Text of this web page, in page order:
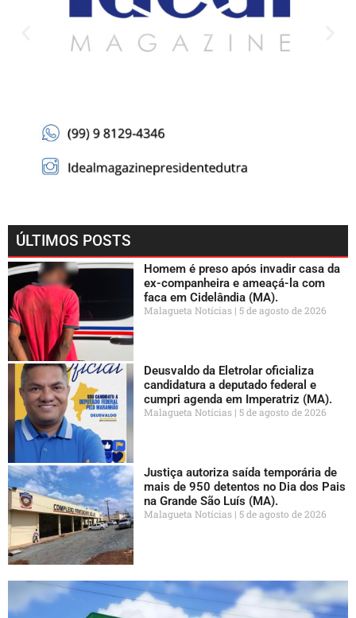
ÚLTIMOS POSTS
Homem é preso após invadir casa da
ex-companheira e ameaçá-la com
faca em Cidelândia (MA).
Malagueta Notícias 5 de agosto de 2026
Deusvaldo da Eletrolar oficializa
candidatura a deputado federal e
cumpri agenda em Imperatriz (MA).
Malagueta Notícias 5 de agosto de 2026
Justiça autoriza saída temporária de
mais de 950 detentos no Dia dos Pais
na Grande São Luís (MA).
Malagueta Notícias 5 de agosto de 2026